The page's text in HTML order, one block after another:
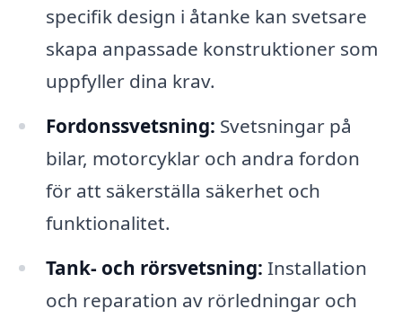
specifik design i åtanke kan svetsare
skapa anpassade konstruktioner som
uppfyller dina krav.
Fordonssvetsning: Svetsningar på
bilar, motorcyklar och andra fordon
för att säkerställa säkerhet och
funktionalitet.
Tank- och rörsvetsning: Installation
och reparation av rörledningar och